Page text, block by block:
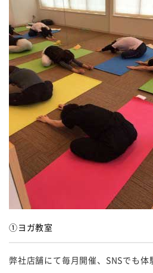
①ヨガ教室
弊社店舗にて毎月開催、SNSでも体